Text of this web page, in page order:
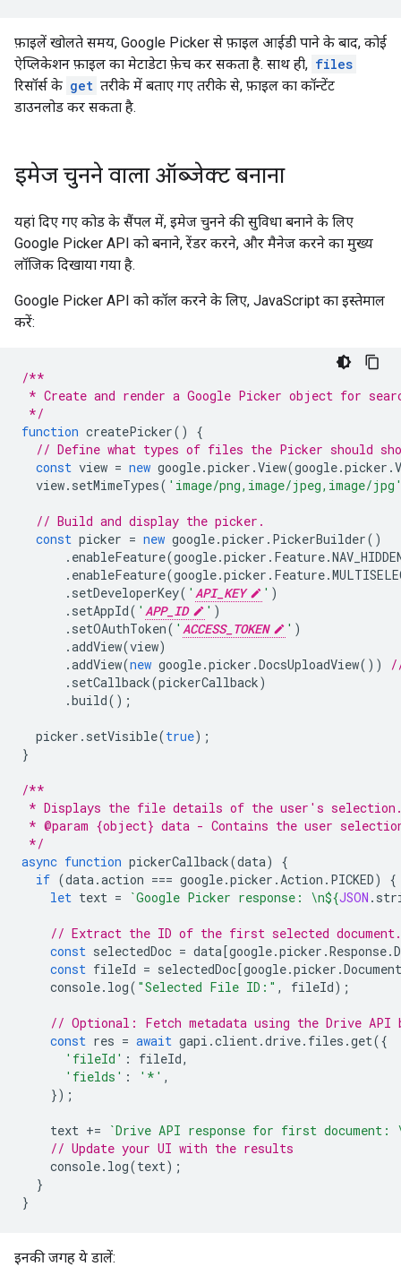
फ़ाइलें खोलते समय, Google Picker से फ़ाइल आईडी पाने के बाद, कोई
ऐप्लिकेशन फ़ाइल का मेटाडेटा फ़ेच कर सकता है. साथ ही, files
रिसॉर्स के get तरीके में बताए गए तरीके से, फ़ाइल का कॉन्टेंट
डाउनलोड कर सकता है.
इमेज चुनने वाला ऑब्जेक्ट बनाना
यहां दिए गए कोड के सैंपल में, इमेज चुनने की सुविधा बनाने के लिए
Google Picker API को बनाने, रेंडर करने, और मैनेज करने का मुख्य
लॉजिक दिखाया गया है.
Google Picker API को कॉल करने के लिए, JavaScript का इस्तेमाल
करें:
/**
* Create and render a Google Picker object for
*/
function createPicker()
{
// Define what types of files the Picker should
const view = new google.picker .View(google.picker .
view. setMimeTypes( 'image/png,image/jpeg,image/
// Build and display the picker.
const picker = new google.picker . PickerBuilder()
. enableFeature(google.picker . Feature.
. enableFeature(google.picker . Feature.
. setDeveloperKey( ' API_KEY ' )
. setAppId( ' APP_ID ' )
. setOAuthToken( ' ACCESS_TOKEN ' )
.addView(view)
.addView(new google.picker .DocsUploadView())
. setCallback(pickerCallback)
.build();
picker . setVisible(true);
}
/**
* Displays the file details of the user's
* @param {object} data - Contains the user
*/
async function pickerCallback(data)
{
if (data.action === google.picker .Action . PICKED)
{
let text = `Google Picker response: \n${JSON .
// Extract the ID of the first selected document.
const selectedDoc = data[google.picker .Response.
const fileId = selectedDoc[google.picker .Document
console. log( "Selected File ID:" , fileId);
// Optional: Fetch metadata using the Drive
const res = await gapi .client.drive. files .get({
'fileId' : fileId,
'fields' : '*' ,
});
text +=
`Drive API response for first document:
// Update your UI with the results
console. log(text);
}
}
इनकी जगह ये डालें: